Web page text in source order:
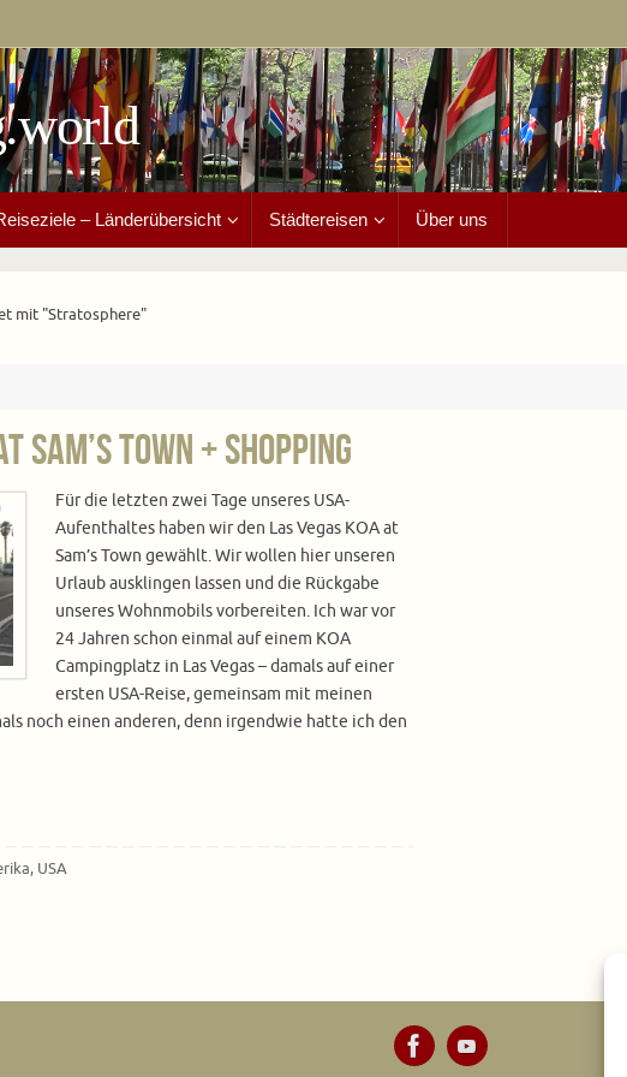
– Länderübersicht Städtereisen Über uns
mit "Stratosphere"
Sam’s Town + Shopping
Für die letzten zwei Tage unseres USA-
Aufenthaltes haben wir den Las Vegas KOA at
Sam’s Town gewählt. Wir wollen hier unseren
Urlaub ausklingen lassen und die Rückgabe
unseres Wohnmobils vorbereiten. Ich war vor
24 Jahren schon einmal auf einem KOA
Campingplatz in Las Vegas – damals auf einer
ersten USA-Reise, gemeinsam mit meinen
noch einen anderen, denn irgendwie hatte ich den
, USA